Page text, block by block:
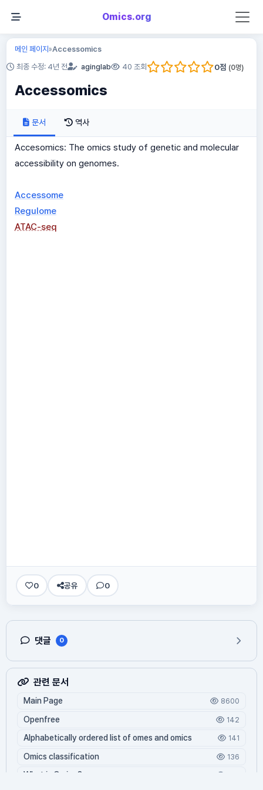
Omics.org
메인 페이지»Accessomics
최종 수정: 4년 전 aginglab 40 조회 0점 (0명)
Accessomics
문서 역사
Accesomics: The omics study of genetic and molecular
accessibility on genomes.
Accessome
Regulome
ATAC-seq
0 공유 0
댓글 0
관련 문서
Main Page 8600
Openfree 142
Alphabetically ordered list of omes and omics 141
Omics classification 136
What is Oming?